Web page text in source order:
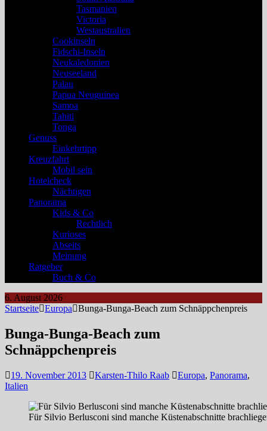
Tasmanien
Victoria
Westaustralien
Cookinseln
Fidschi-Inseln
Neukaledonien
Neuseeland
Palau
Papua Neuguinea
Samoa
Tahiti
Tonga
Genuss
Einkehrtipp
Kreuzfahrt
Mobil sein
Hotelcheck
Nächtigen
Panorama
Kids & Co
Rechtlich
Kurioses
Abseits
Meinung
Ratgeber
Buch & Co
6. August 2026
Startseite Europa Bunga-Bunga-Beach zum Schnäppchenpreis
Bunga-Bunga-Beach zum
Schnäppchenpreis
19. November 2013 Karsten-Thilo Raab Europa, Panorama,
Italien
Für Silvio Berlusconi sind manche Küstenabschnitte